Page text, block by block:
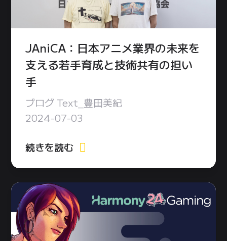
JAniCA：日本アニメ業界の未来を
支える若手育成と技術共有の担い
手
ブログ Text_豊田美紀
2024-07-03
続きを読む